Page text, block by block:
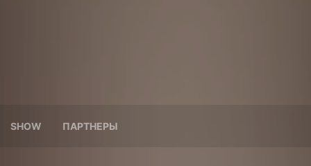
SHOW ПАРТНЕРЫ